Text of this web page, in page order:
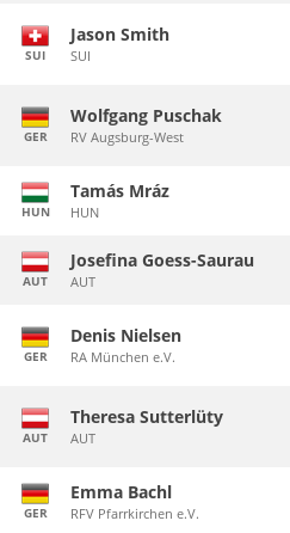
SUI
Jason Smith
SUI
GER
Wolfgang Puschak
RV Augsburg-West
HUN
Tamás Mráz
HUN
AUT
Josefina Goess-Saurau
AUT
GER
Denis Nielsen
RA München e.V.
AUT
Theresa Sutterlüty
AUT
GER
Emma Bachl
RFV Pfarrkirchen e.V.